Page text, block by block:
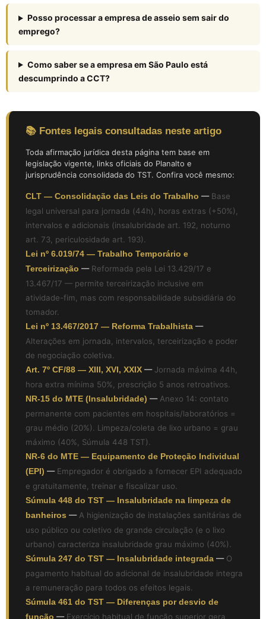
Posso processar a empresa de asseio sem sair do
emprego?
Como saber se a empresa em São Paulo está
descumprindo a CCT?
📚 Fontes legais consultadas neste artigo
Toda afirmação jurídica desta página tem base em
legislação vigente, links oficiais do Planalto e
jurisprudência consolidada do TST. Confira você mesmo:
CLT — Consolidação das Leis do Trabalho — Base
legal universal para jornada (44h), horas extras (+50%),
intervalos e adicionais (insalubridade art. 192, noturno
art. 73, periculosidade art. 193).
Lei nº 6.019/74 — Trabalho Temporário e
Terceirização — Reformada pela Lei 13.429/17 e
13.467/17 — permite terceirização inclusive em
atividade-fim, mas com responsabilidade subsidiária do
tomador.
Lei nº 13.467/2017 — Reforma Trabalhista —
Alterações em jornada, intervalos, terceirização e poder
de negociação coletiva.
Art. 7º CF/88 — XIII, XVI, XXIX — Jornada máxima 44h,
hora extra mínima 50%, prescrição 5 anos retroativos.
NR-15 do MTE (Insalubridade) — Anexo 14: contato
permanente com pacientes em hospitais/laboratórios =
grau médio (20%). Limpeza/coleta de lixo urbano = grau
máximo (40%, Súmula 448 TST).
NR-6 do MTE — Equipamento de Proteção Individual
(EPI) — Empregador é obrigado a fornecer EPI adequado
e gratuitamente, treinar e fiscalizar uso.
Súmula 448 do TST — Insalubridade na limpeza de
banheiros — A higienização de instalações sanitárias de
uso público ou coletivo de grande circulação (e o lixo
urbano) caracteriza insalubridade grau máximo (40%).
Súmula 247 do TST — Insalubridade integrada — O
pagamento habitual do adicional de insalubridade integra
a remuneração para todos os efeitos legais.
Súmula 461 do TST — Diferenças por desvio de
função — Exercício habitual de função superior gera